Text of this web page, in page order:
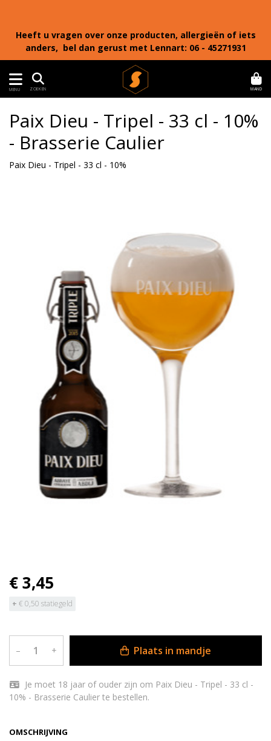
Heeft u vragen over onze producten, allergieën of iets
anders, bel dan gerust met Lennart: 06 - 45271931
MENU ZOEKEN MAND
OMSCHRIJVING
Paix Dieu - Tripel - 33 cl - 10%
- Brasserie Caulier
Paix Dieu - Tripel - 33 cl - 10%
€ 3,45
+ € 0,50 statiegeld
– + Plaats in mandje
10% - Brasserie Caulier te bestellen.